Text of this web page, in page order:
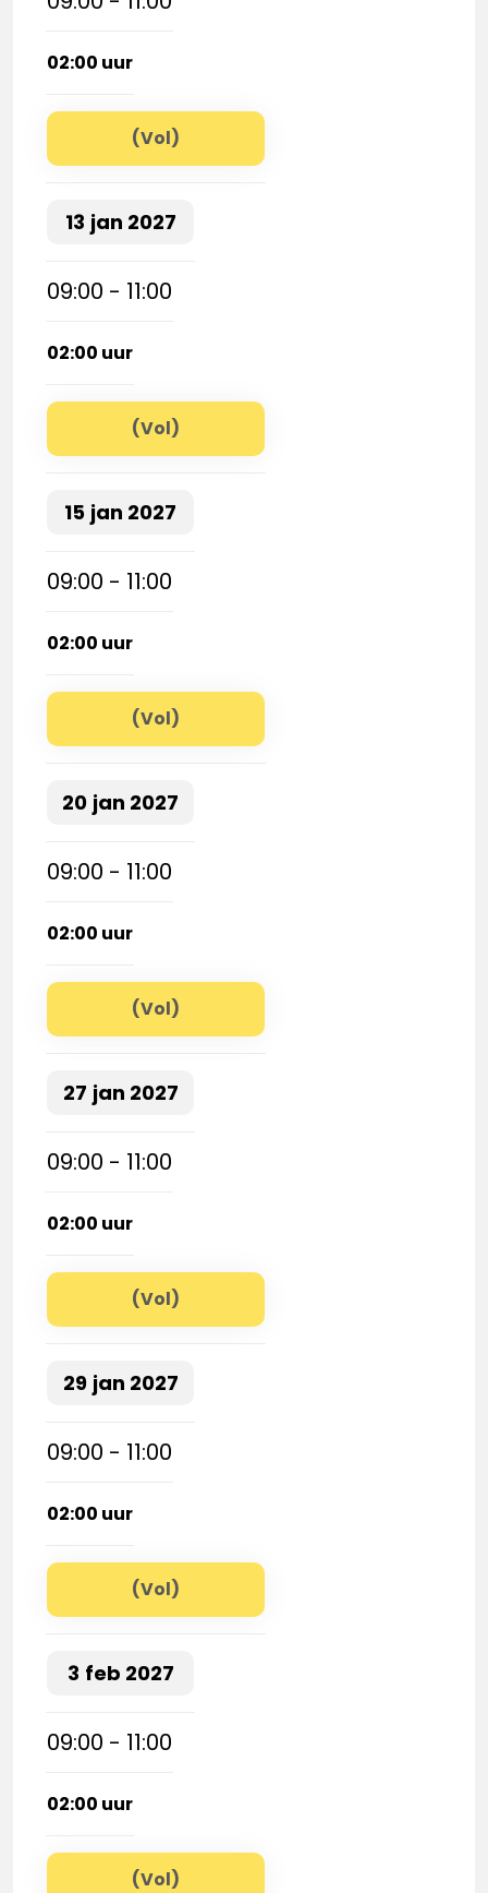
02:00 uur
(Vol)
13 jan 2027
09:00 - 11:00
02:00 uur
(Vol)
15 jan 2027
09:00 - 11:00
02:00 uur
(Vol)
20 jan 2027
09:00 - 11:00
02:00 uur
(Vol)
27 jan 2027
09:00 - 11:00
02:00 uur
(Vol)
29 jan 2027
09:00 - 11:00
02:00 uur
(Vol)
3 feb 2027
09:00 - 11:00
02:00 uur
(Vol)